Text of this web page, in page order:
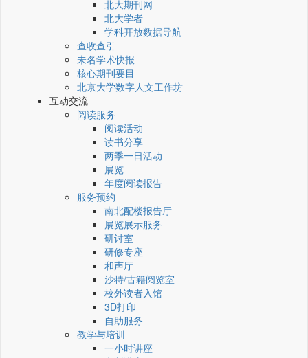
北大期刊网
北大学者
学科开放数据导航
查收查引
未名学术快报
核心期刊要目
北京大学数字人文工作坊
互动交流
阅读服务
阅读活动
读书分享
两季一日活动
展览
年度阅读报告
服务预约
南北配楼报告厅
展览展示服务
研讨室
研修专座
和声厅
沙特/古籍阅览室
校外读者入馆
3D打印
自助服务
教学与培训
一小时讲座